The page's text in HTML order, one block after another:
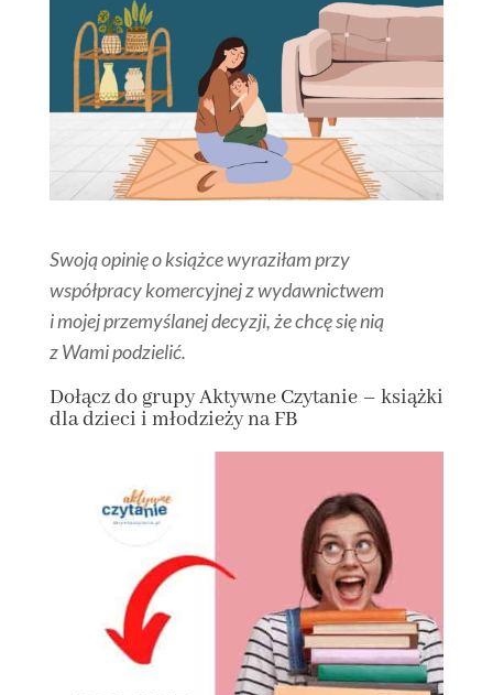
Swoją opinię o książce wyraziłam przy
współpracy komercyjnej z wydawnictwem
i mojej przemyślanej decyzji, że chcę się nią
z Wami podzielić.
Dołączdo grupyAktywne Czytanie – książki
dla dzieci i młodzieży na FB